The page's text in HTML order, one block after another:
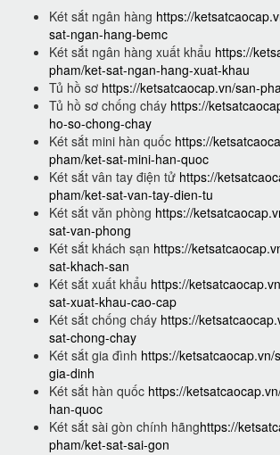
Két sắt ngân hàng https://
sat-ngan-hang-bemc
Két sắt ngân hàng xuất khẩu https://
pham/ket-sat-ngan-hang-xuat-khau
Tủ hồ sơ https://ketsatcaocap.vn/san-
Tủ hồ sơ chống cháy https://
ho-so-chong-chay
Két sắt mini hàn quốc https://
pham/ket-sat-mini-han-quoc
Két sắt vân tay điện tử https://
pham/ket-sat-van-tay-dien-tu
Két sắt văn phòng https://
sat-van-phong
Két sắt khách sạn https://
sat-khach-san
Két sắt xuất khẩu https://
sat-xuat-khau-cao-cap
Két sắt chống cháy https://
sat-chong-chay
Két sắt gia đình https://
gia-dinh
Két sắt hàn quốc https://
han-quoc
Két sắt sài gòn chính hãnghttps://
pham/ket-sat-sai-gon